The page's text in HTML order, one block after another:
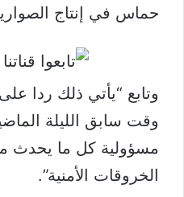
حماس في إنتاج
وتابع “يأتي ذلك ردا
وقت سابق الليلة
مسؤولية كل ما يحدث
الخروقات الأمنية”.